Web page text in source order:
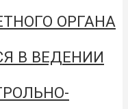
ОРГАНА
В ВЕДЕНИИ